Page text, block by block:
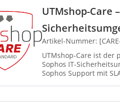
UTMshop-Care
Artikel-Nummer:
UTMshop-Care ist der
Sophos IT-
Sophos Support mit